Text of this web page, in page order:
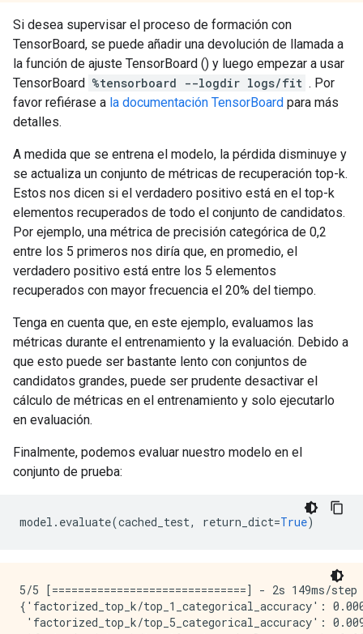
Si desea supervisar el proceso de formación con
TensorBoard, se puede añadir una devolución de llamada a
la función de ajuste TensorBoard () y luego empezar a usar
TensorBoard %tensorboard --logdir logs/fit . Por
favor refiérase a la documentación TensorBoard para más
detalles.
A medida que se entrena el modelo, la pérdida disminuye y
se actualiza un conjunto de métricas de recuperación top-k.
Estos nos dicen si el verdadero positivo está en el top-k
elementos recuperados de todo el conjunto de candidatos.
Por ejemplo, una métrica de precisión categórica de 0,2
entre los 5 primeros nos diría que, en promedio, el
verdadero positivo está entre los 5 elementos
recuperados con mayor frecuencia el 20% del tiempo.
Tenga en cuenta que, en este ejemplo, evaluamos las
métricas durante el entrenamiento y la evaluación. Debido a
que esto puede ser bastante lento con conjuntos de
candidatos grandes, puede ser prudente desactivar el
cálculo de métricas en el entrenamiento y solo ejecutarlo
en evaluación.
Finalmente, podemos evaluar nuestro modelo en el
conjunto de prueba:
model . evaluate(cached_test, return_dict=True)
5/5 [==============================] - 2s
{'factorized_top_k/top_1_categorical_accuracy':
'factorized_top_k/top_5_categorical_accuracy':